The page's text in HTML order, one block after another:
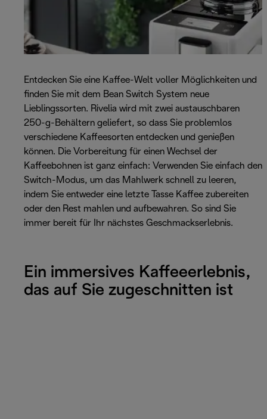
Entdecken Sie eine Kaffee-Welt voller Möglichkeiten und
finden Sie mit dem Bean Switch System neue
Lieblingssorten. Rivelia wird mit zwei austauschbaren
250-g-Behältern geliefert, so dass Sie problemlos
verschiedene Kaffeesorten entdecken und genießen
können. Die Vorbereitung für einen Wechsel der
Kaffeebohnen ist ganz einfach: Verwenden Sie einfach den
Switch-Modus, um das Mahlwerk schnell zu leeren,
indem Sie entweder eine letzte Tasse Kaffee zubereiten
oder den Rest mahlen und aufbewahren. So sind Sie
immer bereit für Ihr nächstes Geschmackserlebnis.
Ein immersives Kaffeeerlebnis,
das auf Sie zugeschnitten ist